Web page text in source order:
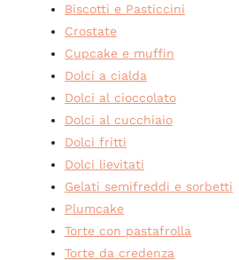
Biscotti e Pasticcini
Crostate
Cupcake e muffin
Dolci a cialda
Dolci al cioccolato
Dolci al cucchiaio
Dolci fritti
Dolci lievitati
Gelati semifreddi e sorbetti
Plumcake
Torte con pastafrolla
Torte da credenza